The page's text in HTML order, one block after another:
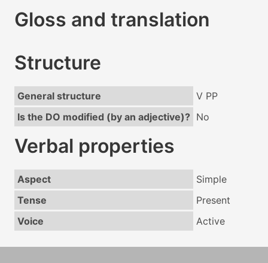
Gloss and translation
Structure
General structure
V PP
Is the DO modified (by an adjective)? No
Verbal properties
Aspect
Simple
Tense
Present
Voice
Active